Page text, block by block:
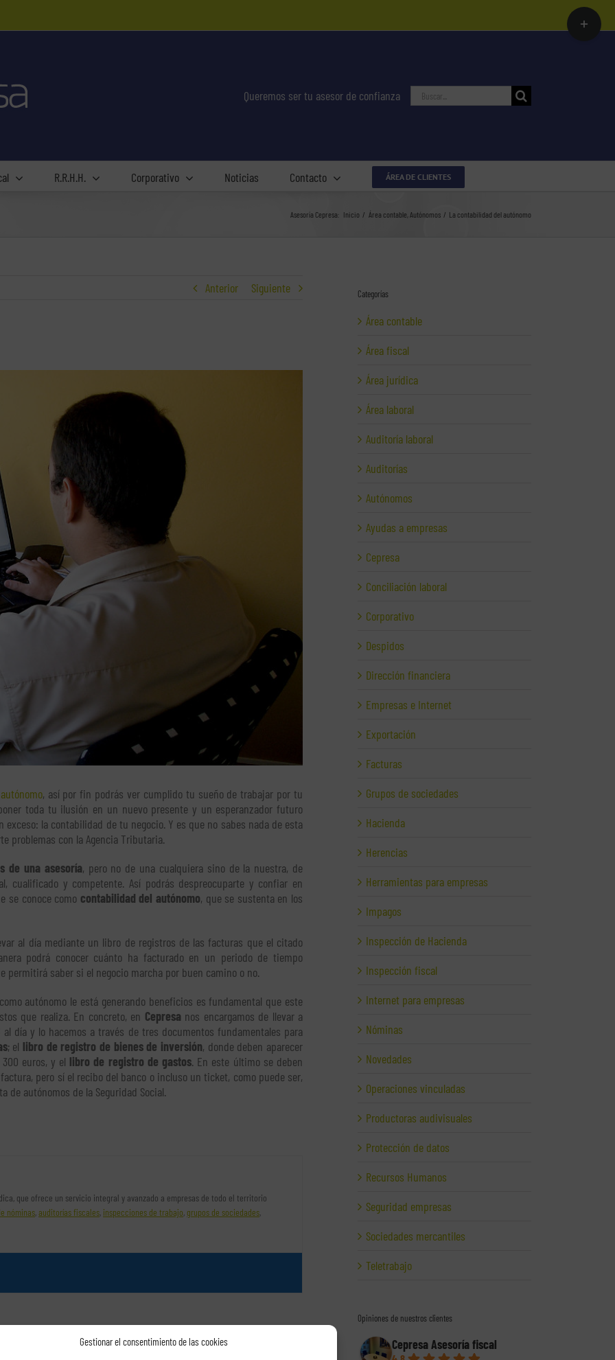
Gestionar el consentimiento de las cookies
Queremos ser tu asesor de confianza Buscar:
R.R.H.H. Corporativo Noticias Contacto ÁREA DE CLIENTES
Asesoría Cepresa: Inicio Área contable Autónomos La contabilidad del autónomo
Anterior Siguiente
, así por fin podrás ver cumplido tu sueño de trabajar por tu
toda tu ilusión en un nuevo presente y un esperanzador futuro
exceso: la contabilidad de tu negocio. Y es que no sabes nada de esta
problemas con la Agencia Tributaria.
de una asesoría, pero no de una cualquiera sino de la nuestra, de
cualificado y competente. Así podrás despreocuparte y confiar en
se conoce como contabilidad del autónomo, que se sustenta en los
al día mediante un libro de registros de las facturas que el citado
podrá conocer cuánto ha facturado en un periodo de tiempo
permitirá saber si el negocio marcha por buen camino o no.
autónomo le está generando beneficios es fundamental que este
que realiza. En concreto, en Cepresa nos encargamos de llevar a
día y lo hacemos a través de tres documentos fundamentales para
; el libro de registro de bienes de inversión, donde deben aparecer
euros, y el libro de registro de gastos. En este último se deben
pero sí el recibo del banco o incluso un ticket, como puede ser,
de autónomos de la Seguridad Social.
que ofrece un servicio integral y avanzado a empresas de todo el territorio
nóminas,auditorías fiscales, inspecciones de trabajo, grupos de sociedades,
Categorías
Área contable
Área fiscal
Área jurídica
Área laboral
Auditoría laboral
Auditorías
Autónomos
Ayudas a empresas
Cepresa
Conciliación laboral
Corporativo
Despidos
Dirección financiera
Empresas e Internet
Exportación
Facturas
Grupos de sociedades
Hacienda
Herencias
Herramientas para empresas
Impagos
Inspección de Hacienda
Inspección fiscal
Internet para empresas
Nóminas
Novedades
Operaciones vinculadas
Productoras audivisuales
Protección de datos
Recursos Humanos
Seguridad empresas
Sociedades mercantiles
Teletrabajo
Opiniones de nuestros clientes
Cepresa Asesoría fiscal
Toggle
Sliding